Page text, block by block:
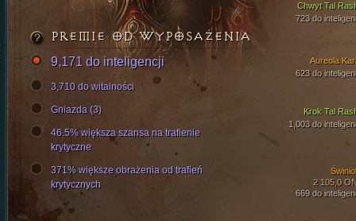
Chwyt Tal
723 do
Krok Tal
1,003 do
2 105,0
669 do
Aureola
623 do
PREMIE OD WYPOSAŻENIA
9,171 do inteligencji
3,710 do witalności
Gniazda (3)
46.5% większa szansa na trafienie
krytyczne
371% większe obrażenia od trafień
krytycznych